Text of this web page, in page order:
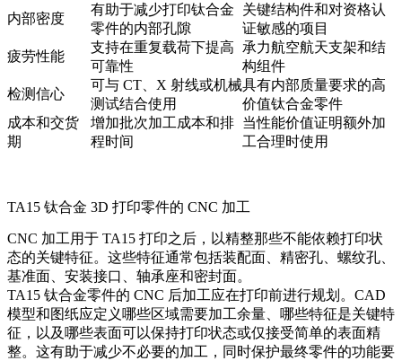
内部密度
有助于减少打印钛合金
零件的内部孔隙
关键结构件和对资格认
证敏感的项目
疲劳性能
支持在重复载荷下提高
可靠性
承力航空航天支架和结
构组件
检测信心
可与 CT、X 射线或机械
测试结合使用
具有内部质量要求的高
价值钛合金零件
成本和交货
期
增加批次加工成本和排
程时间
当性能价值证明额外加
工合理时使用
TA15 钛合金 3D 打印零件的 CNC 加工
CNC 加工用于 TA15 打印之后，以精整那些不能依赖打印状
态的关键特征。这些特征通常包括装配面、精密孔、螺纹孔、
基准面、安装接口、轴承座和密封面。
TA15 钛合金零件的 CNC 后加工应在打印前进行规划。CAD
模型和图纸应定义哪些区域需要加工余量、哪些特征是关键特
征，以及哪些表面可以保持打印状态或仅接受简单的表面精
整。这有助于减少不必要的加工，同时保护最终零件的功能要